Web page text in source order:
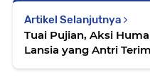
Artikel Selanjutnya
Tuai Pujian, Aksi
Lansia yang Antri